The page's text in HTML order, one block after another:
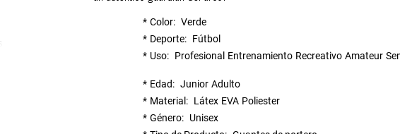
Color
Verde
Deporte
Fútbol
Uso
Profesional Entrenamiento Recreativo Amateur
Edad Junior Adulto
Material
Látex EVA Poliester
Género
Unisex